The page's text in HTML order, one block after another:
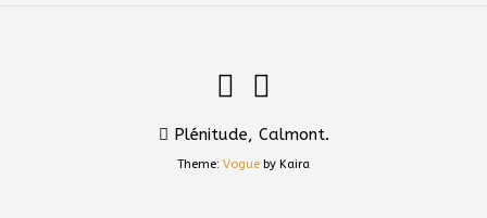
Plénitude, Calmont.
Theme: Vogue by Kaira